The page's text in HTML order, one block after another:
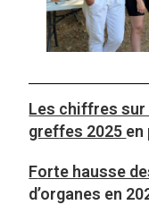
Les chiffres sur
greffes 2025 en
Forte hausse
d’organes en